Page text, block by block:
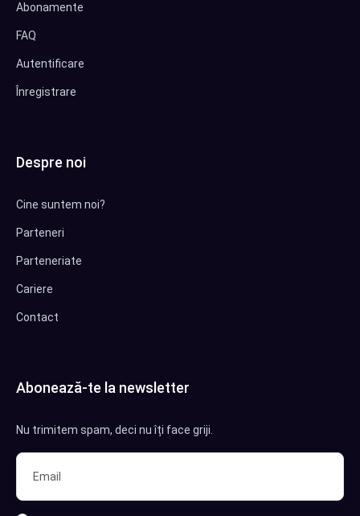
Abonamente
FAQ
Autentificare
Înregistrare
Despre noi
Cine suntem noi?
Parteneri
Parteneriate
Cariere
Contact
Abonează-te la newsletter
Nu trimitem spam, deci nu îți face griji.